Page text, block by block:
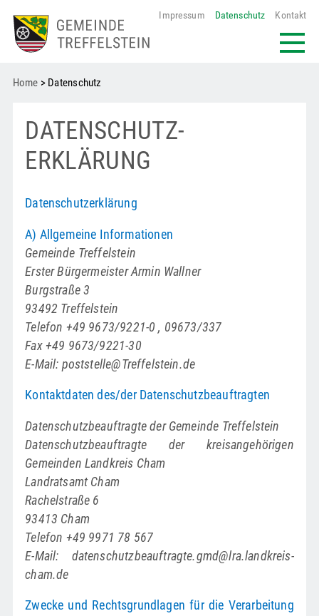
Impressum Datenschutz Kontakt
Home > Datenschutz
DATENSCHUTZ­
ERKLÄRUNG
Datenschutzerklärung
A) Allgemeine Informationen
Gemeinde Treffelstein
Erster Bürgermeister Armin Wallner
Burgstraße 3
93492 Treffelstein
Telefon +49 9673/9221-0 , 09673/337
Fax +49 9673/9221-30
E-Mail: poststelle@Treffelstein.de
Kontaktdaten des/der Datenschutzbeauftragten
Datenschutzbeauftragte der Gemeinde Treffelstein
Datenschutzbeauftragte der kreisangehörigen
Gemeinden Landkreis Cham
Landratsamt Cham
Rachelstraße 6
93413 Cham
Telefon +49 9971 78 567
E-Mail: datenschutzbeauftragte.gmd@lra.landkreis-
cham.de
Zwecke und Rechtsgrundlagen für die Verarbeitung